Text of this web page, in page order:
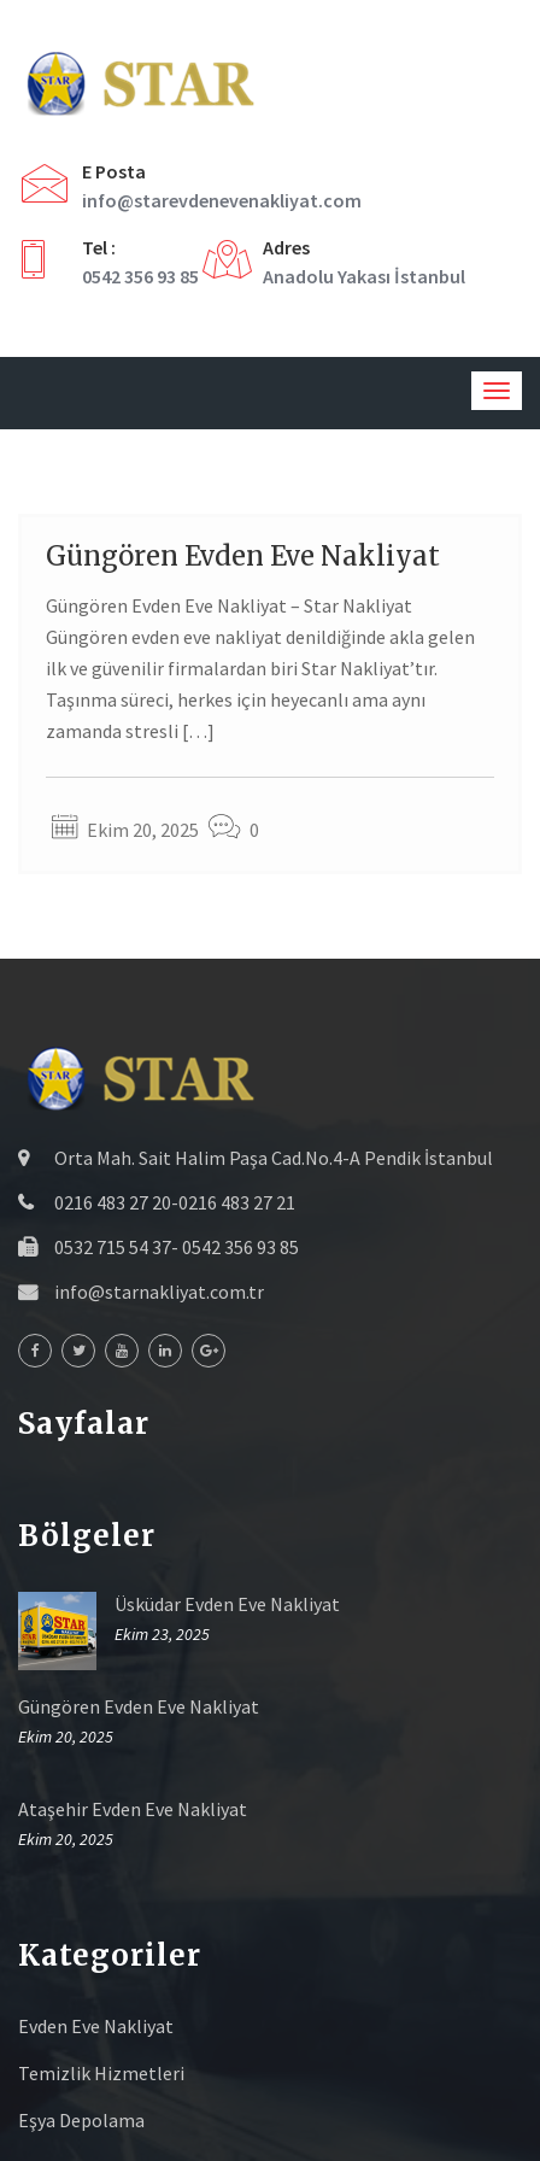
E Posta
info@starevdenevenakliyat.com
Tel :
0542 356 93 85
Adres
Anadolu Yakası İstanbul
Güngören Evden Eve Nakliyat
Güngören Evden Eve Nakliyat – Star Nakliyat
Güngören evden eve nakliyat denildiğinde akla gelen
ilk ve güvenilir firmalardan biri Star Nakliyat’tır.
Taşınma süreci, herkes için heyecanlı ama aynı
zamanda stresli […]
Ekim 20, 2025 0
Orta Mah. Sait Halim Paşa Cad.No.4-A Pendik İstanbul
0216 483 27 20-0216 483 27 21
0532 715 54 37- 0542 356 93 85
info@starnakliyat.com.tr
Sayfalar
Bölgeler
Üsküdar Evden Eve Nakliyat
Ekim 23, 2025
Güngören Evden Eve Nakliyat
Ekim 20, 2025
Ataşehir Evden Eve Nakliyat
Ekim 20, 2025
Kategoriler
Evden Eve Nakliyat
Temizlik Hizmetleri
Eşya Depolama